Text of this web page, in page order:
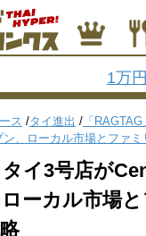
1万円
ス /タイ進出 / 「
、ローカル市場とファ
タイ3号店が
ーカル市場